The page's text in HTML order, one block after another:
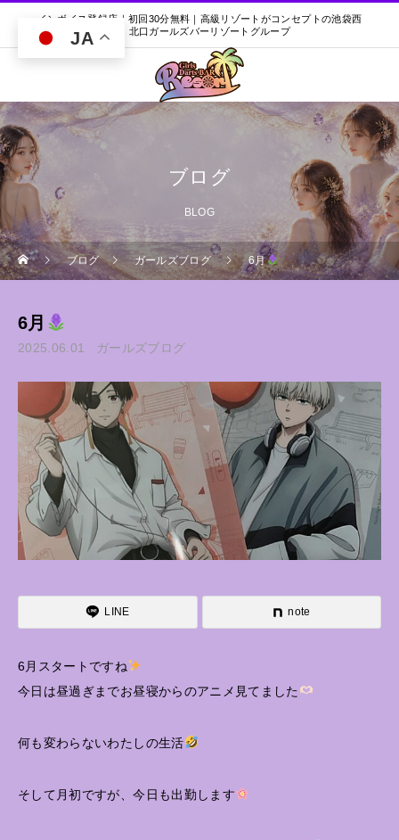
インボイス登録店｜初回30分無料｜高級リゾートがコンセプトの池袋西
口・北口ガールズバーリゾートグループ
ブログ
BLOG
ブログ ガールズブログ 6月
6月
2025.06.01 ガールズブログ
LINE note
6月スタートですね
今日は昼過ぎまでお昼寝からのアニメ見てました
何も変わらないわたしの生活
そして月初ですが、今日も出勤します
JA